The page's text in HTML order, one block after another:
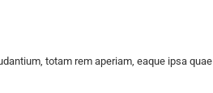
totam rem aperiam, eaque ipsa quae